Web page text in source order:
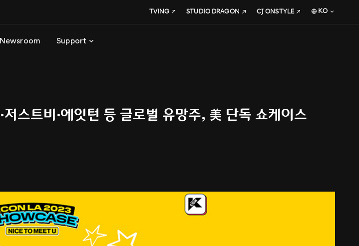
Newsroom Support
TVING STUDIO DRAGON CJ ONSTYLE KO
스트비·에잇턴 등 글로벌 유망주, 美 단독 쇼케이스